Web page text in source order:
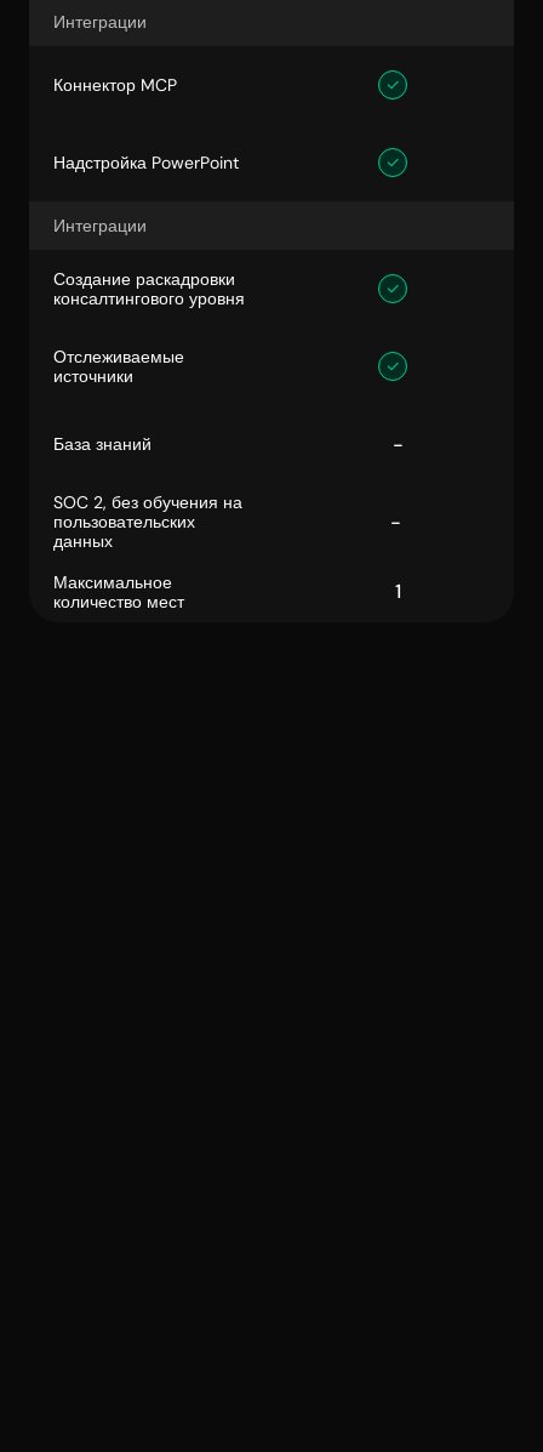
Интеграции
Коннектор MCP
Надстройка PowerPoint
Интеграции
Создание раскадровки
консалтингового уровня
Отслеживаемые
источники
База знаний
  -
SOC 2, без обучения на
пользовательских
данных
  -
Максимальное
количество мест
  1